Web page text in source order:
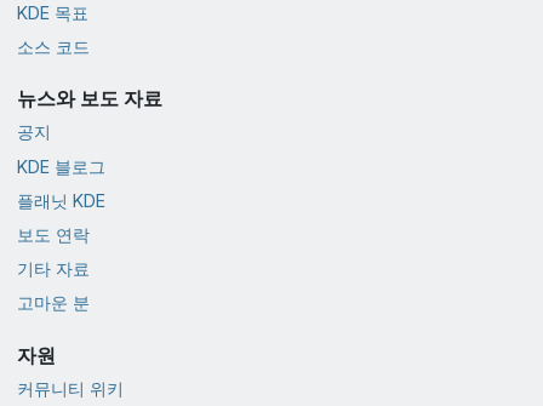
KDE 목표
소스 코드
뉴스와 보도 자료
공지
KDE 블로그
플래닛 KDE
보도 연락
기타 자료
고마운 분
자원
커뮤니티 위키